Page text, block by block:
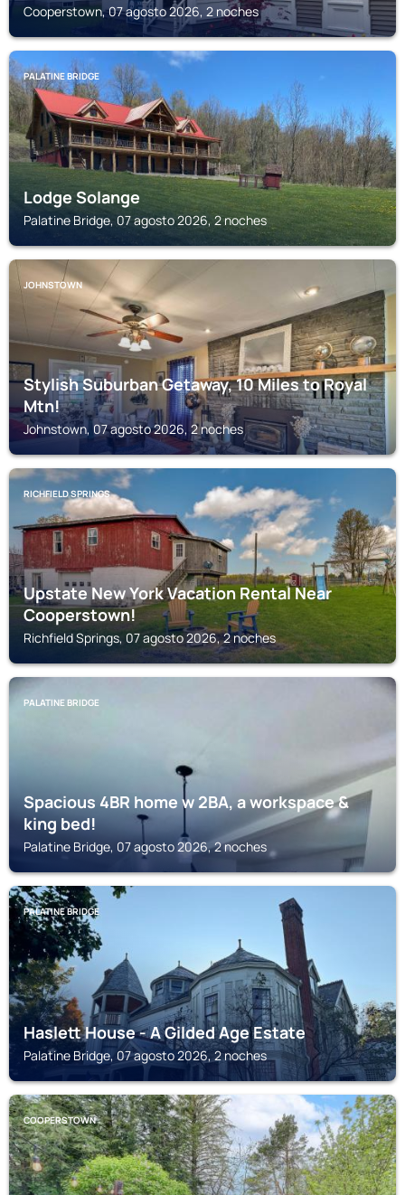
Cooperstown, 07 agosto 2026, 2 noches
PALATINE BRIDGE
Lodge Solange
Palatine Bridge, 07 agosto 2026, 2 noches
JOHNSTOWN
Stylish Suburban Getaway, 10 Miles to Royal
Mtn!
Johnstown, 07 agosto 2026, 2 noches
RICHFIELD SPRINGS
Upstate New York Vacation Rental Near
Cooperstown!
Richfield Springs, 07 agosto 2026, 2 noches
PALATINE BRIDGE
Spacious 4BR home w 2BA, a workspace &
king bed!
Palatine Bridge, 07 agosto 2026, 2 noches
PALATINE BRIDGE
Haslett House - A Gilded Age Estate
Palatine Bridge, 07 agosto 2026, 2 noches
COOPERSTOWN